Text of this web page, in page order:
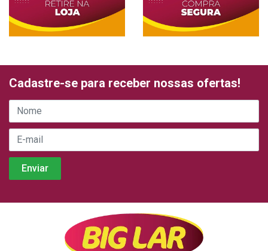
Cadastre-se para receber nossas ofertas!